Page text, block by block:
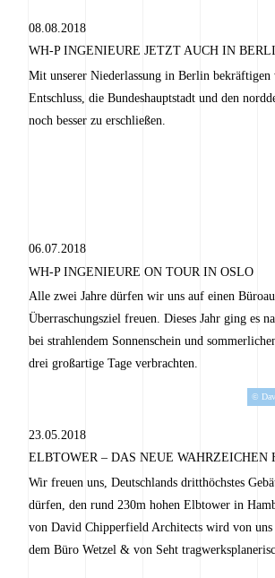
08.08.2018
WH-P INGENIEURE JETZT AUCH IN
Mit unserer Niederlassung in Berlin bekräftigen
Entschluss, die Bundeshauptstadt und den
noch besser zu erschließen.
06.07.2018
WH-P INGENIEURE ON TOUR IN OSLO
Alle zwei Jahre dürfen wir uns auf einen
Überraschungsziel freuen. Dieses Jahr ging es
bei strahlendem Sonnenschein und
drei großartige Tage verbrachten.
©
23.05.2018
ELBTOWER – DAS NEUE WAHRZEICHEN
Wir freuen uns, Deutschlands dritthöchstes
dürfen, den rund 230m hohen Elbtower in
von David Chipperfield Architects wird von uns
dem Büro Wetzel & von Seht